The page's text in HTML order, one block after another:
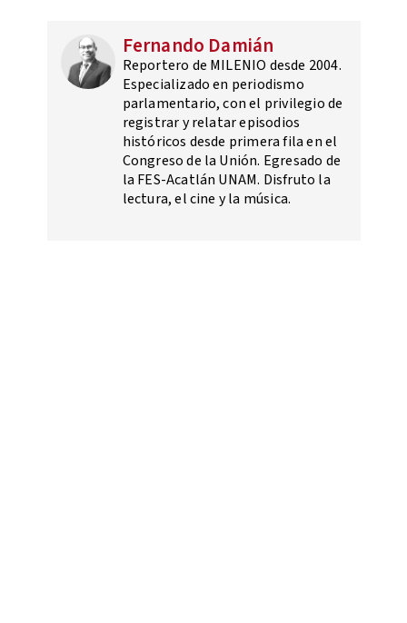
Fernando Damián
Reportero de MILENIO desde 2004.
Especializado en periodismo
parlamentario, con el privilegio de
registrar y relatar episodios
históricos desde primera fila en el
Congreso de la Unión. Egresado de
la FES-Acatlán UNAM. Disfruto la
lectura, el cine y la música.